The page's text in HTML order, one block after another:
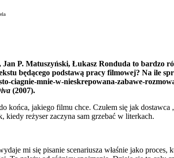
P. Matuszyński, Łukasz Ronduda to bardzo
będącego podstawą pracy filmowej? Na ile
ciagnie-mnie-w-nieskrepowana-zabawe-
(2007).
jakiego filmu chce. Czułem się jak dostawca
kiedy reżyser zaczyna sam grzebać w literkach.
mi się pisanie scenariusza właśnie jako